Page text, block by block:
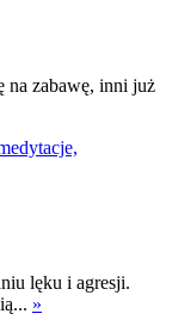
na zabawę, inni już
lęku i agresji.
»